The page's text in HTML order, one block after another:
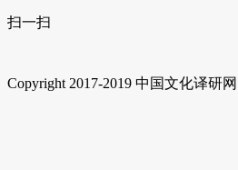
扫一扫
Copyright 2017-2019 中国文化译研网